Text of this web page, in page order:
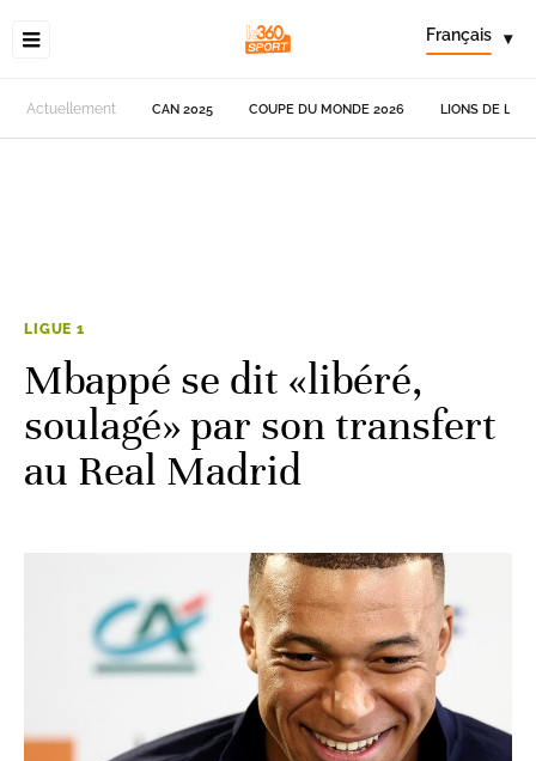
Français ▾
Actuellement CAN 2025 COUPE DU MONDE 2026 LIONS DE
LIGUE 1
Mbappé se dit «libéré,
soulagé» par son transfert
au Real Madrid